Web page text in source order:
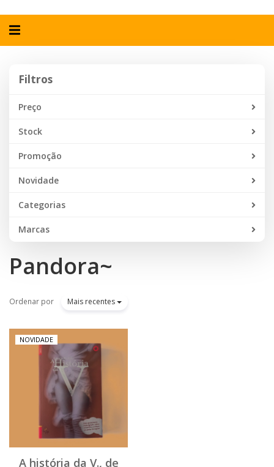
Alternar
Filtros
Preço
Stock
Promoção
Novidade
Categorias
Marcas
Pandora~
Ordenar por Mais recentes
NOVIDADE
A história da V., de